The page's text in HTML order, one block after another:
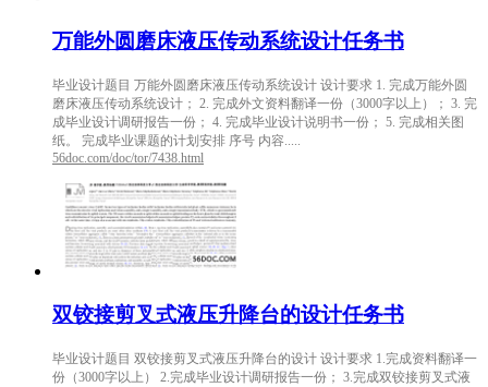
万能外圆磨床液压传动系统设计任务书
毕业设计题目 万能外圆磨床液压传动系统设计 设计要求 1. 完成万能外圆
磨床液压传动系统设计； 2. 完成外文资料翻译一份（3000字以上）； 3. 完
成毕业设计调研报告一份； 4. 完成毕业设计说明书一份； 5. 完成相关图
纸。 完成毕业课题的计划安排 序号 内容.....
56doc.com/doc/tor/7438.html
双铰接剪叉式液压升降台的设计任务书
毕业设计题目 双铰接剪叉式液压升降台的设计 设计要求 1.完成资料翻译一
份（3000字以上） 2.完成毕业设计调研报告一份； 3.完成双铰接剪叉式液